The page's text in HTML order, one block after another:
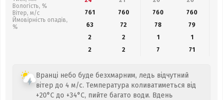
Вологість, %
Вітер, м/с
Ймовірність опадів,
%
761
760 760 760
63
72 78 79
2
2 1
1
2
2 7 71
Вранці небо буде безхмарним, ледь відчутний
вітер до 4 м/с. Температура коливатиметься від
+20°C до +34°C, пийте багато води. Вдень